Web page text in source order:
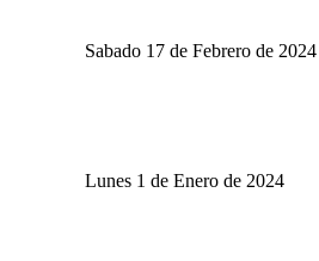
Sabado 17 de Febrero de 2024
Lunes 1 de Enero de 2024